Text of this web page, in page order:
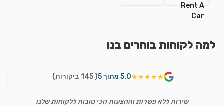
למה לקוחות בוחרים בנו
★★★★★5.0 מתוך 5 ( 145 ביקורות)
שירות ללא פשרות וההצעות הכי טובות ללקוחות שלנו